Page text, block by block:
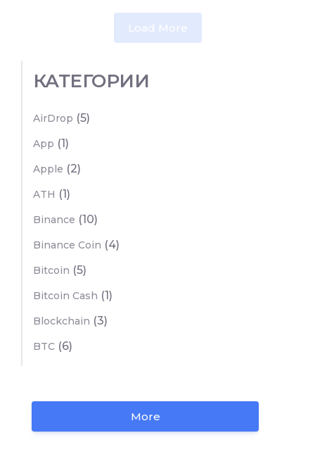
Load More
КАТЕГОРИИ
AirDrop (5)
App (1)
Apple (2)
ATH (1)
Binance (10)
Binance Coin (4)
Bitcoin (5)
Bitcoin Cash (1)
Blockchain (3)
BTC (6)
More